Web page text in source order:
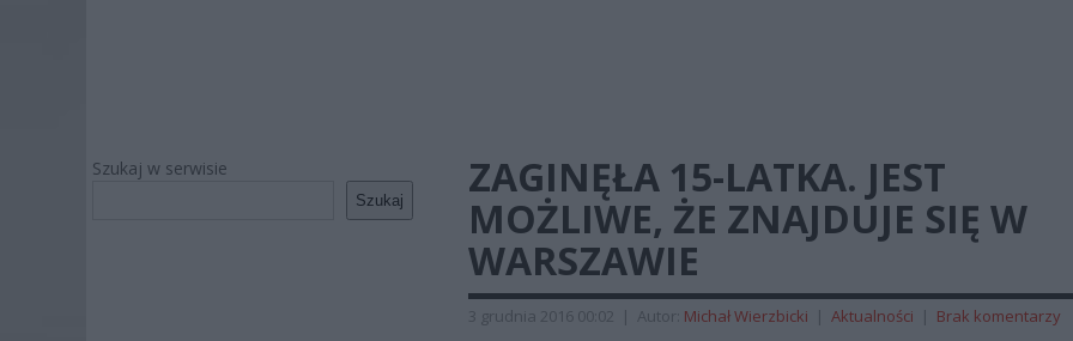
Szukaj w serwisie
Szukaj
ZAGINĘŁA 15-LATKA. JEST
MOŻLIWE, ŻE ZNAJDUJE SIĘ W
WARSZAWIE
3 grudnia 2016 00:02 | Autor: Michał Wierzbicki | Aktualności | Brak komentarzy